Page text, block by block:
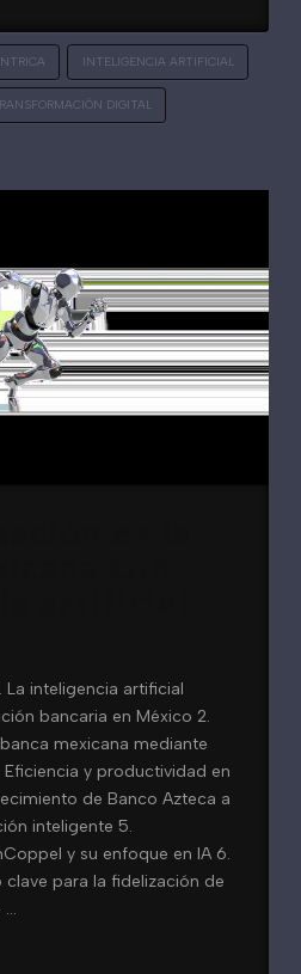
INTELIGENCIA ARTIFICIAL
DIGITAL
La inteligencia artificial
bancaria en México 2.
mexicana mediante
y productividad en
de Banco Azteca a
inteligente 5.
y su enfoque en IA 6.
para la fidelización de
…